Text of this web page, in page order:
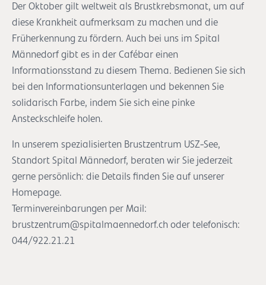
Der Oktober gilt weltweit als Brustkrebsmonat, um auf
diese Krankheit aufmerksam zu machen und die
Früherkennung zu fördern. Auch bei uns im Spital
Männedorf gibt es in der Cafébar einen
Informationsstand zu diesem Thema. Bedienen Sie sich
bei den Informationsunterlagen und bekennen Sie
solidarisch Farbe, indem Sie sich eine pinke
Ansteckschleife holen.
In unserem spezialisierten Brustzentrum USZ-See,
Standort Spital Männedorf, beraten wir Sie jederzeit
gerne persönlich: die Details finden Sie auf unserer
Homepage.
Terminvereinbarungen per Mail:
brustzentrum@spitalmaennedorf.ch oder telefonisch:
044/922.21.21